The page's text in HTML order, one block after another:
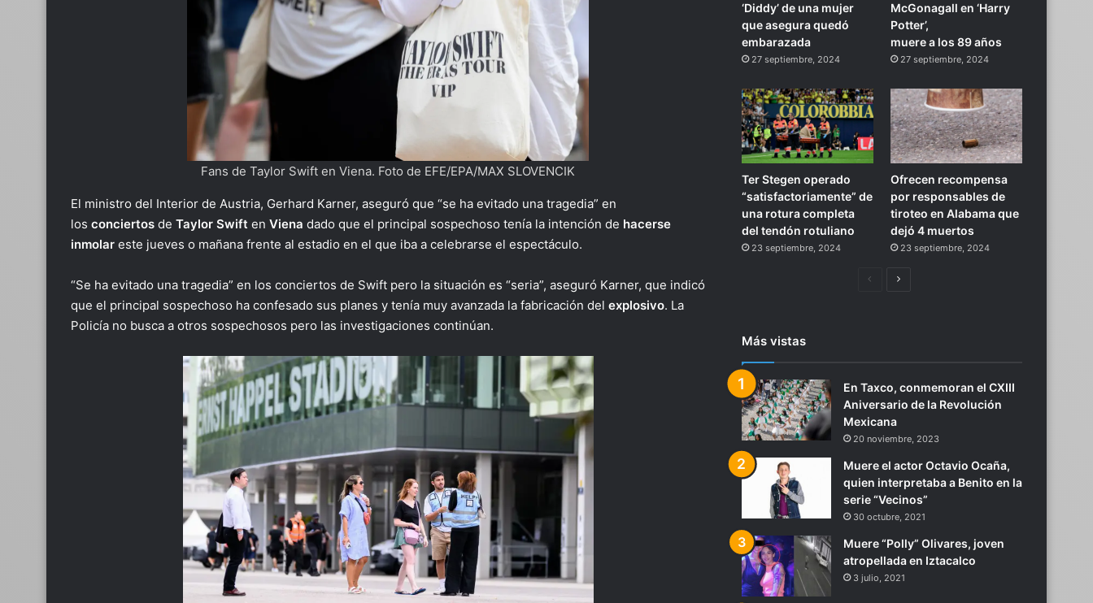
Fans de Taylor Swift en Viena. Foto de EFE/EPA/MAX SLOVENCIK
El ministro del Interior de Austria, Gerhard Karner, aseguró que “se ha evitado una tragedia” en
los conciertos de Taylor Swift en Viena dado que el principal sospechoso tenía la intención de hacerse
inmolar este jueves o mañana frente al estadio en el que iba a celebrarse el espectáculo.
“Se ha evitado una tragedia” en los conciertos de Swift pero la situación es “seria”, aseguró Karner, que indicó
que el principal sospechoso ha confesado sus planes y tenía muy avanzada la fabricación del explosivo. La
Policía no busca a otros sospechosos pero las investigaciones continúan.
‘Diddy’ de una mujer
que asegura quedó
embarazada
27 septiembre, 2024
McGonagall en ‘Harry
Potter’,
muere a los 89 años
27 septiembre, 2024
Ter Stegen operado
“satisfactoriamente” de
una rotura completa
del tendón rotuliano
23 septiembre, 2024
Ofrecen recompensa
por responsables de
tiroteo en Alabama que
dejó 4 muertos
23 septiembre, 2024
PáginaSiguiente
Más vistas
En Taxco, conmemoran el CXIII
Aniversario de la Revolución
Mexicana
20 noviembre, 2023
Muere el actor Octavio Ocaña,
quien interpretaba a Benito en la
serie “Vecinos”
30 octubre, 2021
Muere “Polly” Olivares, joven
atropellada en Iztacalco
3 julio, 2021